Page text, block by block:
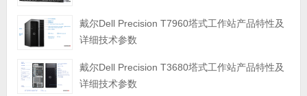
戴尔Dell Precision T7960塔式工作站产品特性及
详细技术参数
戴尔Dell Precision T3680塔式工作站产品特性及
详细技术参数